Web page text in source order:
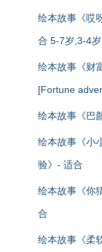
绘本故事《哎
合 5-7岁,3-4岁
绘本故事《财
[Fortune
绘本故事《巴
绘本故事《小
验》- 适合
绘本故事《你
合
绘本故事《柔